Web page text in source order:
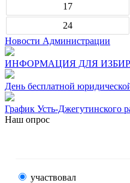
17
24
Новости Администрации
ИНФОРМАЦИЯ ДЛЯ
День бесплатной
График Усть-Джегутинского
Наш опрос
участвовал